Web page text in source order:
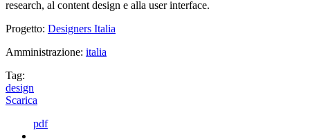
research, al content design e alla user interface.
Progetto: Designers Italia
Amministrazione: italia
Tag:
design
Scarica
pdf